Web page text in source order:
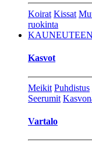
Koirat Kissat
ruokinta
KAUNEUTEEN
Kasvot
Meikit Puhdistus
Seerumit
Vartalo